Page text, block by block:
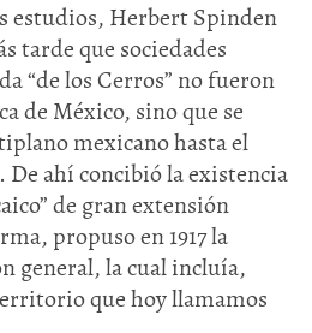
estudios, Herbert Spinden
tarde que sociedades
“de los Cerros” no fueron
de México, sino que se
mexicano hasta el
ahí concibió la existencia
de gran extensión
propuso en 1917 la
general, la cual incluía,
que hoy llamamos